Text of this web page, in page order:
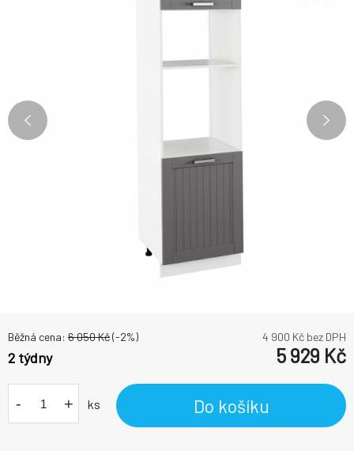
Běžná cena: 6 050Kč(-2%) 4 900 Kč bez DPH
2 týdny 5 929 Kč
- + ks Do košíku